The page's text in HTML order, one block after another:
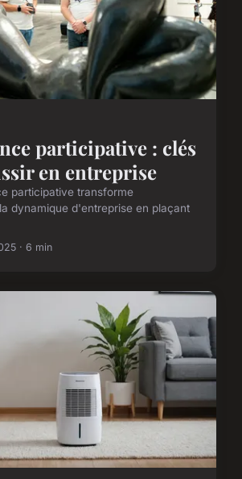
participative : clés
en entreprise
participative transforme
dynamique d'entreprise en plaçant
· 6 min